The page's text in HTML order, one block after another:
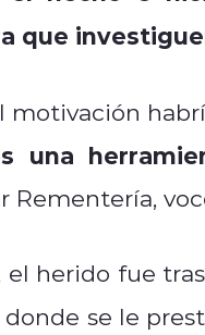
que
motivación
una
Rementería,
herido fue
se le